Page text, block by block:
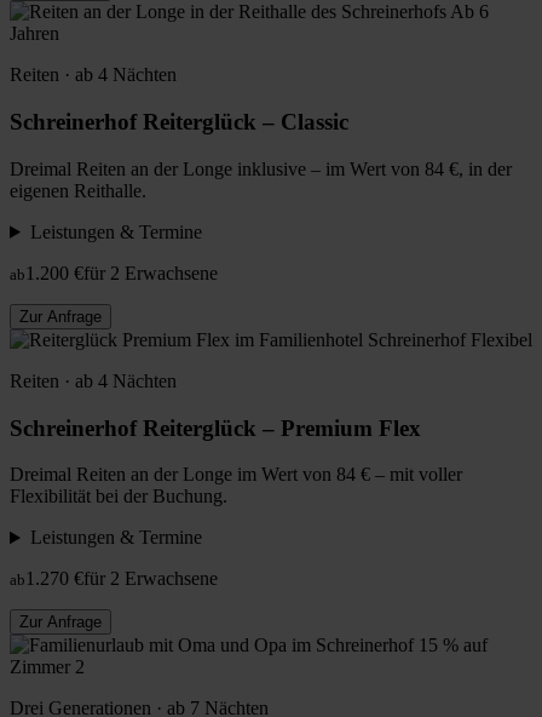
Ab 6
Jahren
Reiten · ab 4 Nächten
Schreinerhof Reiterglück – Classic
Dreimal Reiten an der Longe inklusive – im Wert von 84 €, in der
eigenen Reithalle.
Leistungen & Termine
ab 1.200 €für 2 Erwachsene
Zur Anfrage
Flexibel
Reiten · ab 4 Nächten
Schreinerhof Reiterglück – Premium Flex
Dreimal Reiten an der Longe im Wert von 84 € – mit voller
Flexibilität bei der Buchung.
Leistungen & Termine
ab 1.270 €für 2 Erwachsene
Zur Anfrage
15 % auf
Zimmer 2
Drei Generationen · ab 7 Nächten